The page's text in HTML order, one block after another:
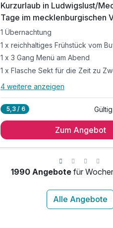
Kurzurlaub in Ludwigslust/
Tage im mecklenburgischen
1 Übernachtung
1 x reichhaltiges Frühstück vom
1 x 3 Gang Menü am Abend
1 x Flasche Sekt für die Zeit zu
Alle Inklusivleistungen
1 x reichhaltiges Frühstück vom
1 x Flasche Mineralwasser zur
inkl. Rad- & Wanderkarten der
inkl. Nutzung W-Lan
4 weitere anzeigen
5,3 / 6
Zum Angebot
1990 Angebotefür